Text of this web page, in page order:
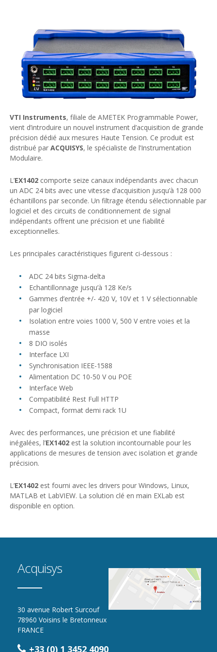
VTI Instruments, filiale de AMETEK Programmable Power,
vient d’introduire un nouvel instrument d’acquisition de grande
précision dédié aux mesures Haute Tension. Ce produit est
distribué par ACQUISYS, le spécialiste de l’Instrumentation
Modulaire.
L’EX1402 comporte seize canaux indépendants avec chacun
un ADC 24 bits avec une vitesse d’acquisition jusqu’à 128 000
échantillons par seconde. Un filtrage étendu sélectionnable par
logiciel et des circuits de conditionnement de signal
indépendants offrent une précision et une fiabilité
exceptionnelles.
Les principales caractéristiques figurent ci-dessous :
ADC 24 bits Sigma-delta
Echantillonnage jusqu’à 128 Ke/s
Gammes d’entrée +/- 420 V, 10V et 1 V sélectionnable
par logiciel
Isolation entre voies 1000 V, 500 V entre voies et la
masse
8 DIO isolés
Interface LXI
Synchronisation IEEE-1588
Alimentation DC 10-50 V ou POE
Interface Web
Compatibilité Rest Full HTTP
Compact, format demi rack 1U
Avec des performances, une précision et une fiabilité
inégalées, l’EX1402 est la solution incontournable pour les
applications de mesures de tension avec isolation et grande
précision.
L’EX1402 est fourni avec les drivers pour Windows, Linux,
MATLAB et LabVIEW. La solution clé en main EXLab est
disponible en option.
Acquisys
30 avenue Robert Surcouf
78960 Voisins le Bretonneux
FRANCE
+33 (0) 1 3452 4090